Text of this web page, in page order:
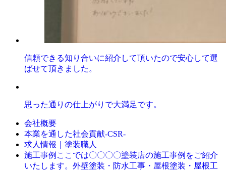
信頼できる知り合いに紹介して頂いたので安心して選
ばせて頂きました。
思った通りの仕上がりで大満足です。
会社概要
本業を通した社会貢献-CSR-
求人情報｜塗装職人
施工事例 ここでは〇〇〇〇塗装店の施工事例をご紹介
いたします。外壁塗装・防水工事・屋根塗装・屋根工